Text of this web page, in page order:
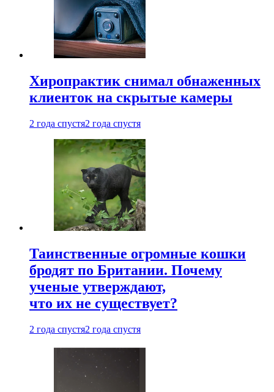
Хиропрактик снимал обнаженных
клиенток на скрытые камеры
2 года спустя2 года спустя
Таинственные огромные кошки
бродят по Британии. Почему
ученые утверждают,
что их не существует?
2 года спустя2 года спустя